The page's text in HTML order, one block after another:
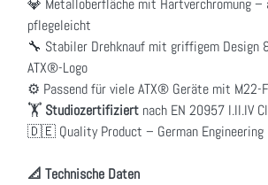
💎 Metalloberfläche mit Hartverchromung –
pflegeleicht
🔧 Stabiler Drehknauf mit griffigem Design
ATX®-Logo
⚙️ Passend für viele ATX® Geräte mit M22-
🏋️ Studiozertifiziert nach EN 20957 I.II.IV
🇩🇪 Quality Product – German Engineering
📐 Technische Daten